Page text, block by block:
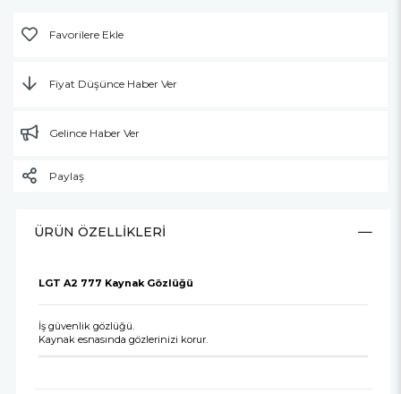
Favorilere Ekle
Fiyat Düşünce Haber Ver
Gelince Haber Ver
Paylaş
ÜRÜN ÖZELLIKLERI
LGT A2 777 Kaynak Gözlüğü
İş güvenlik gözlüğü.
Kaynak esnasında gözlerinizi korur.